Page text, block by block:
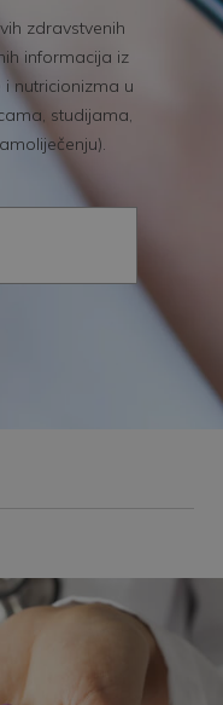
zdravstvenih
informacija iz
nutricionizma u
studijama,